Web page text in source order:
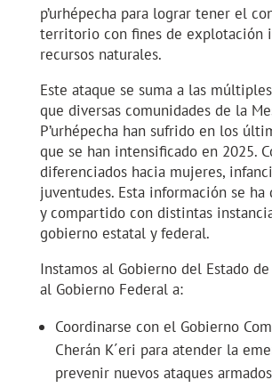
p’urhépecha para lograr tener el
territorio con fines de explotación
recursos naturales.
Este ataque se suma a las
que diversas comunidades de la
P’urhépecha han sufrido en los
que se han intensificado en 2025.
diferenciados hacia mujeres,
juventudes. Esta información se ha
y compartido con distintas
gobierno estatal y federal.
Instamos al Gobierno del Estado
al Gobierno Federal a:
Coordinarse con el Gobierno
Cherán K´eri para atender la
prevenir nuevos ataques